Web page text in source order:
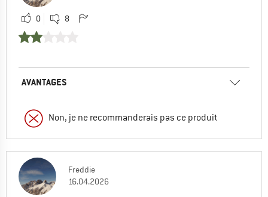
0 8
AVANTAGES
Non, je ne recommanderais pas ce produit
Freddie
16.04.2026